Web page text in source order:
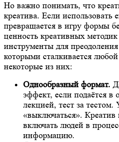
Но важно понимать, что
креатива. Если использовать
превращается в игру формы
ценность креативных
инструменты для
которыми сталкивается
некоторые из них:
Однообразный формат.
эффект, если подаётся в
лекцией, тест за
«выключаться».
включать людей в
информацию.